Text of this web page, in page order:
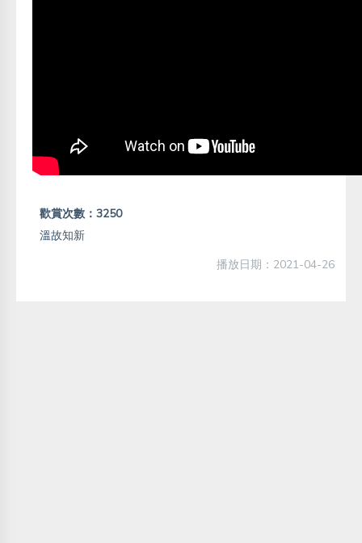
歡賞次數：3250
溫故知新
播放日期：2021-04-26